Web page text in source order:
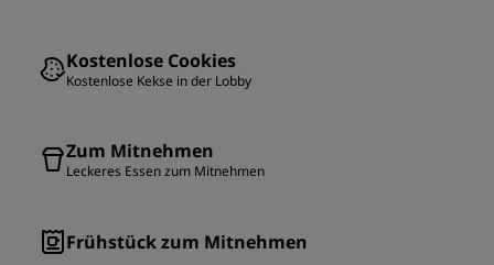
Kostenlose Cookies
Kostenlose Kekse in der Lobby
Zum Mitnehmen
Leckeres Essen zum Mitnehmen
Frühstück zum Mitnehmen